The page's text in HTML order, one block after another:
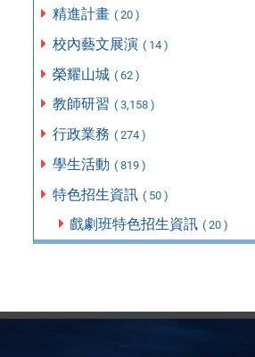
精進計畫 ( 20 )
校內藝文展演 ( 14 )
榮耀山城 ( 62 )
教師研習 ( 3,158 )
行政業務 ( 274 )
學生活動 ( 819 )
特色招生資訊 ( 50 )
戲劇班特色招生資訊 ( 20 )